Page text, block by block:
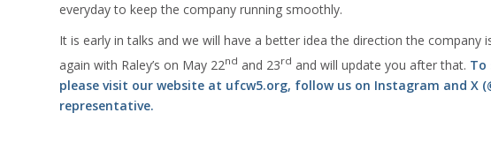
everyday to keep the company running smoothly.
It is early in talks and we will have a better idea the direction the company
again with Raley’s on May 22nd and 23rd and will update you after that. To
please visit our website at ufcw5.org, follow us on Instagram and X
representative.